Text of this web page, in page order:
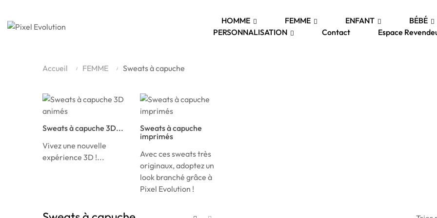
HOMME FEMME ENFANT
BÉBÉ
PERSONNALISATION
Contact Espace
Accueil FEMME Sweats à capuche
Sweats à capuche 3D...
Vivez une nouvelle
expérience 3D !...
Sweats à capuche
imprimés
Avec ces sweats très
originaux, adoptez un
look branché grâce à
Pixel Evolution !